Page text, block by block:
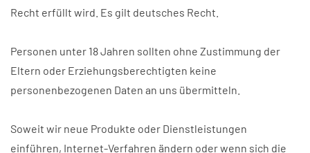
Recht erfüllt wird. Es gilt deutsches Recht.
Personen unter 18 Jahren sollten ohne Zustimmung der
Eltern oder Erziehungsberechtigten keine
personenbezogenen Daten an uns übermitteln.
Soweit wir neue Produkte oder Dienstleistungen
einführen, Internet-Verfahren ändern oder wenn sich die